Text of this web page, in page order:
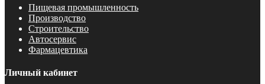
Пищевая промышленность
Производство
Строительство
Автосервис
Фармацевтика
Личный кабинет